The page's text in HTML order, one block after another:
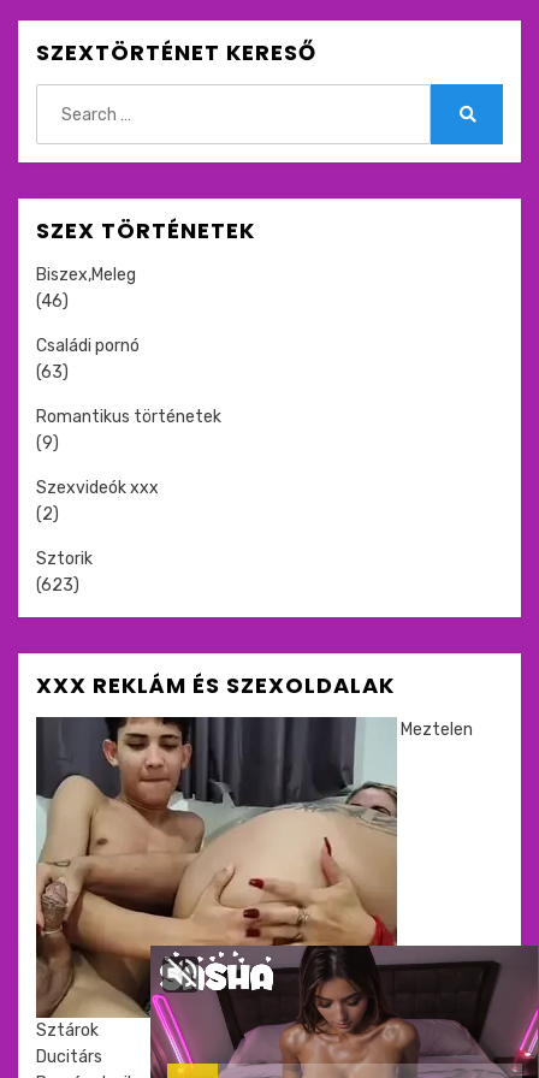
SZEXTÖRTÉNET KERESŐ
for:
SZEX TÖRTÉNETEK
Biszex,Meleg
(46)
Családi pornó
(63)
Romantikus történetek
(9)
Szexvideók xxx
(2)
Sztorik
(623)
XXX REKLÁM ÉS SZEXOLDALAK
Meztelen
Sztárok
Ducitárs